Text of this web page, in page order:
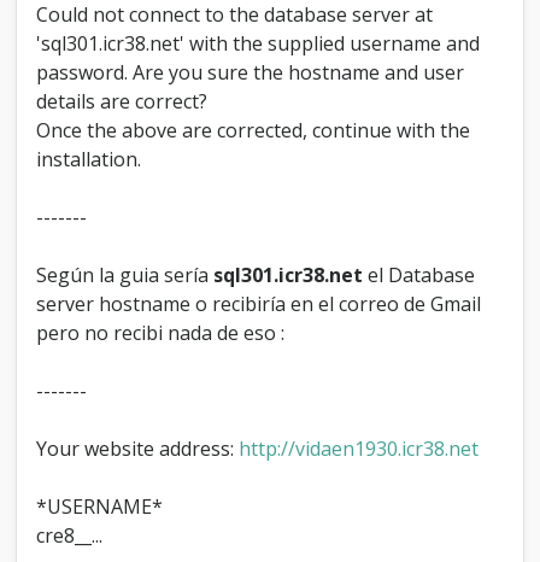
Could not connect to the database server at
'sql301.icr38.net' with the supplied username and
password. Are you sure the hostname and user
details are correct?
Once the above are corrected, continue with the
installation.
-------
Según la guia sería sql301.icr38.net el Database
server hostname o recibiría en el correo de Gmail
pero no recibi nada de eso :
-------
Your website address: http://vidaen1930.icr38.net
*USERNAME*
cre8__...